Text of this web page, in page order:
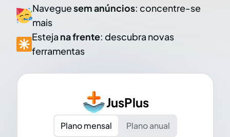
Naveguesem anúncios: concentre-se
mais
Esteja na frente: descubra novas
ferramentas
JusPlus
Plano mensal
Plano anual